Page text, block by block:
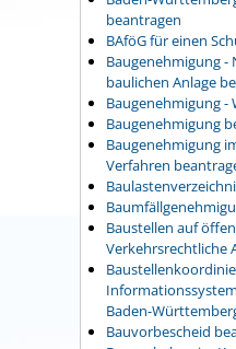
beantragen
BAföG für einen
Baugenehmigung
baulichen Anlage
Baugenehmigung -
Baugenehmigung
Baugenehmigung
Verfahren
Baustellen auf
Verkehrsrechtliche
Baden-
Bauvorbescheid